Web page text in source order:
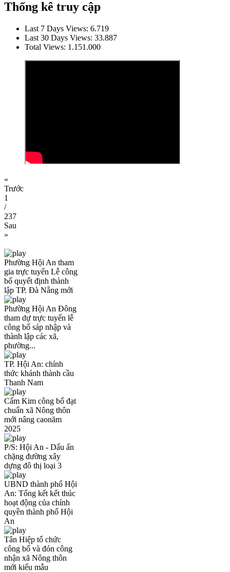
Thống kê truy cập
Last 7 Days Views: 6.719
Last 30 Days Views: 33.887
Total Views: 1.151.000
«
Trước
1
/
237
Sau
»
Phường Hội An tham
gia trực tuyến Lễ công
bố quyết định thành
lập TP. Đà Nẵng mới
Phường Hội An Đông
tham dự trực tuyến lễ
công bố sáp nhập và
thành lập các xã,
phường...
TP. Hội An: chính
thức khánh thành cầu
Thanh Nam
Cẩm Kim công bố đạt
chuẩn xã Nông thôn
mới nâng caonăm
2025
P/S: Hội An - Dấu ấn
chặng đường xây
dựng đô thị loại 3
UBND thành phố Hội
An: Tổng kết kết thúc
hoạt động của chính
quyền thành phố Hội
An
Tân Hiệp tổ chức
công bố và đón công
nhận xã Nông thôn
mới kiểu mẫu